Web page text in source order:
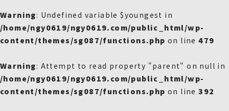
Warning: Undefined variable $youngest in
/home/ngy0619/ngy0619.com/public_html/wp-
content/themes/sg087/functions.php on line479
Warning: Attempt to read property "parent" on null in
/home/ngy0619/ngy0619.com/public_html/wp-
content/themes/sg087/functions.php on line392